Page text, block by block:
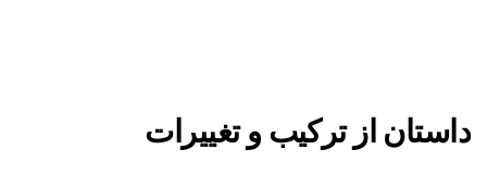
داستان از ترکیب و تغییرات